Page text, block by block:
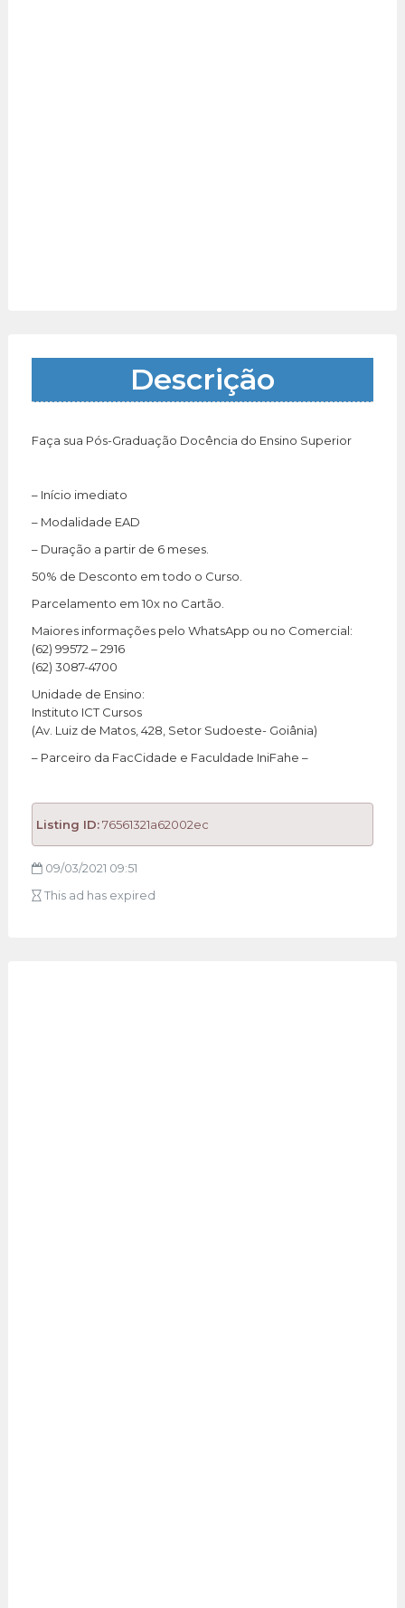
Descrição
Faça sua Pós-Graduação Docência do Ensino Superior
– Início imediato
– Modalidade EAD
– Duração a partir de 6 meses.
50% de Desconto em todo o Curso.
Parcelamento em 10x no Cartão.
Maiores informações pelo WhatsApp ou no Comercial:
(62) 99572 – 2916
(62) 3087-4700
Unidade de Ensino:
Instituto ICT Cursos
(Av. Luiz de Matos, 428, Setor Sudoeste- Goiânia)
– Parceiro da FacCidade e Faculdade IniFahe –
Listing ID:76561321a62002ec
09/03/2021 09:51
This ad has expired